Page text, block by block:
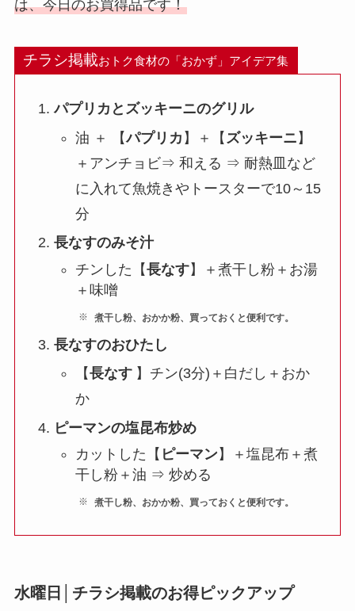
は、今日のお買得品です！
チラシ掲載おトク食材の「おかず」アイデア集
パプリカとズッキーニのグリル
油 ＋ 【パプリカ 】＋【 ズッキーニ 】
＋アンチョビ⇒ 和える ⇒ 耐熱皿など
に入れて魚焼きやトースターで10～15
分
長なすのみそ汁
チンした【長なす】＋煮干し粉＋お湯
＋味噌
煮干し粉、おかか粉、買っておくと便利です。
長なすのおひたし
【長なす 】チン(3分)＋白だし＋おか
か
ピーマンの塩昆布炒め
カットした【 ピーマン】＋塩昆布＋煮
干し粉＋油 ⇒ 炒める
煮干し粉、おかか粉、買っておくと便利です。
水曜日│チラシ掲載のお得ピックアップ